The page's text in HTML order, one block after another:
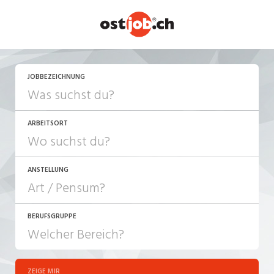
JOBBEZEICHNUNG
ARBEITSORT
ANSTELLUNG
JOB-TYP
Festanstellung
BERUFSGRUPPE
ZEIGE MIR